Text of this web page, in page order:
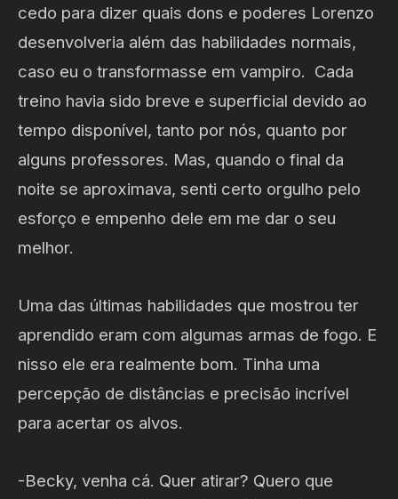
cedo para dizer quais dons e poderes Lorenzo
desenvolveria além das habilidades normais,
caso eu o transformasse em vampiro. Cada
treino havia sido breve e superficial devido ao
tempo disponível, tanto por nós, quanto por
alguns professores. Mas, quando o final da
noite se aproximava, senti certo orgulho pelo
esforço e empenho dele em me dar o seu
melhor.
Uma das últimas habilidades que mostrou ter
aprendido eram com algumas armas de fogo. E
nisso ele era realmente bom. Tinha uma
percepção de distâncias e precisão incrível
para acertar os alvos.
-Becky, venha cá. Quer atirar? Quero que